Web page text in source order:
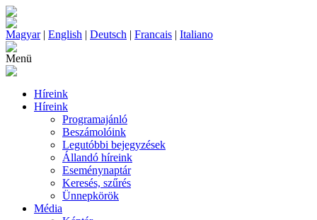
Magyar| English | Deutsch | Francais | Italiano
Menü
Híreink
Híreink
Programajánló
Beszámolóink
Legutóbbi bejegyzések
Állandó híreink
Eseménynaptár
Keresés, szűrés
Ünnepkörök
Média